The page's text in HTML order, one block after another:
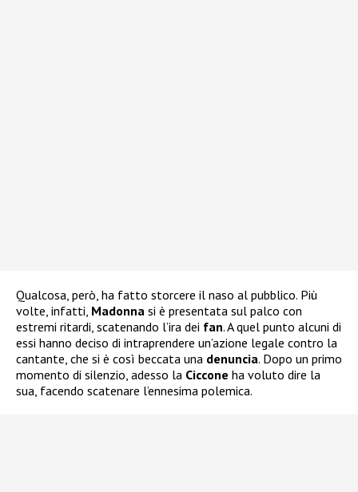
Qualcosa, però, ha fatto storcere il naso al pubblico. Più
volte, infatti, Madonna si è presentata sul palco con
estremi ritardi, scatenando l’ira dei fan. A quel punto alcuni di
essi hanno deciso di intraprendere un’azione legale contro la
cantante, che si è così beccata una denuncia. Dopo un primo
momento di silenzio, adesso la Ciccone ha voluto dire la
sua, facendo scatenare l’ennesima polemica.